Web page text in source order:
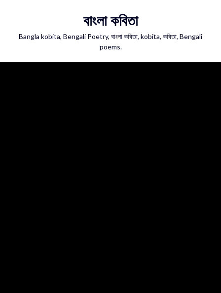
বাংলা কবিতা
Bangla kobita, Bengali Poetry, বাংলা কবিতা, kobita, কবিতা, Bengali
poems.